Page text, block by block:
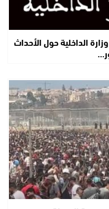
الداخلية حول الأحداث